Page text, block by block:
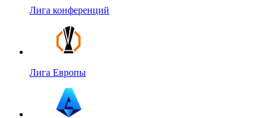
Лига конференций
Лига Европы